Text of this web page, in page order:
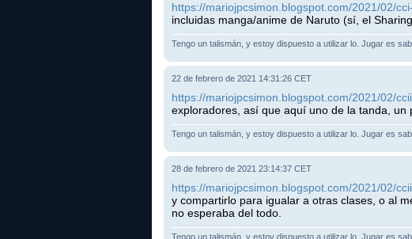
https://mariojpcsimon.blogspot.com/2021/02/
incluidas manga/anime de Naruto (sí, el
Tengo un talismán, y estoy dispuesto a utilizar lo. Jugar es
22 de febrero de 2021 14:31:26 CET
https://mariojpcsimon.blogspot.com/2021/02/
exploradores, así que aquí uno de la tanda, un
Tengo un talismán, y estoy dispuesto a utilizar lo. Jugar es
28 de febrero de 2021 23:14:37 CET
https://mariojpcsimon.blogspot.com/2021/02/
y compartirlo para igualar a otras clases, o al
no esperaba del todo.
Tengo un talismán, y estoy dispuesto a utilizar lo. Jugar es